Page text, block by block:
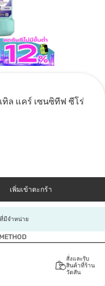
ทิล แคร์ เซนซิทีฟ ซีโร่
เพิ่มเข้าตะกร้า
มีจำหน่าย
สั่งและรับ
สินค้าที่ร้าน
วัตสัน